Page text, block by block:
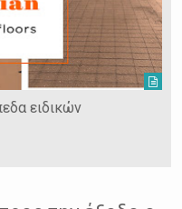
δάπεδα στις
ΠΑΝΣΕΡΡΑΙΚΟΣ